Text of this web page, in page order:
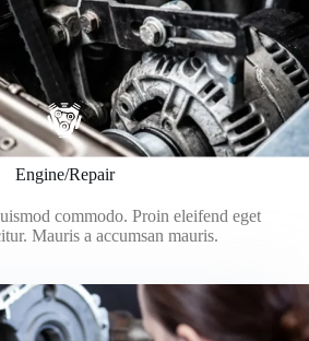
Engine/Repair
commodo. Proin eleifend eget
Mauris a accumsan mauris.